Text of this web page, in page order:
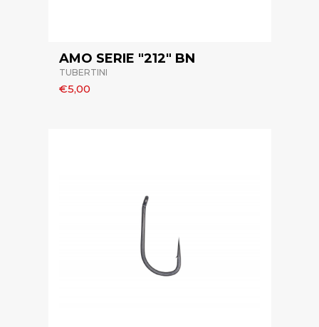
AMO SERIE "212" BN
TUBERTINI
€5,00